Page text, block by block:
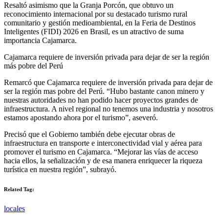
Resaltó asimismo que la Granja Porcón, que obtuvo un
reconocimiento internacional por su destacado turismo rural
comunitario y gestión medioambiental, en la Feria de Destinos
Inteligentes (FIDI) 2026 en Brasil, es un atractivo de suma
importancia Cajamarca.
Cajamarca requiere de inversión privada para dejar de ser la región
más pobre del Perú
Remarcó que Cajamarca requiere de inversión privada para dejar de
ser la región mas pobre del Perú. “Hubo bastante canon minero y
nuestras autoridades no han podido hacer proyectos grandes de
infraestructura. A nivel regional no tenemos una industria y nosotros
estamos apostando ahora por el turismo”, aseveró.
Precisó que el Gobierno también debe ejecutar obras de
infraestructura en transporte e interconectividad vial y aérea para
promover el turismo en Cajamarca. “Mejorar las vías de acceso
hacia ellos, la señalización y de esa manera enriquecer la riqueza
turística en nuestra región”, subrayó.
Related Tag:
locales